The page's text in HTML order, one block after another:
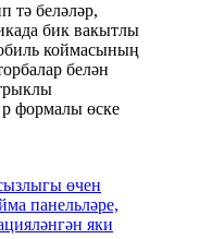
тә беләләр,
бик вакытлы
коймасының
белән
p формалы өске